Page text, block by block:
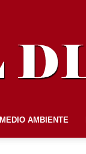
MEDIO AMBIENTE